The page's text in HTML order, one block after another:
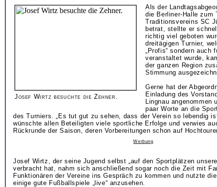
Josef Wirtz besuchte die Zehner.
Als der
die Berliner-Halle zum
Traditionsvereins SC
betrat, stellte er
richtig viel geboten
dreitägigen Turnier,
„Profis“ sondern auch
veranstaltet wurde,
der ganzen Region
Stimmung
Gerne hat der
Einladung des
Lingnau angenommen
paar Worte an die
des Turniers. „Es tut gut zu sehen, dass der Verein so lebendig
wünschte allen Beteiligten viele sportliche Erfolge und verwies
Rückrunde der Saison, deren Vorbereitungen schon auf
Werbung
Josef Wirtz, der seine Jugend selbst „auf den Sportplätzen
verbracht hat, nahm sich anschließend sogar noch die Zeit mit
Funktionären der Vereine ins Gespräch zu kommen und nutzte
einige gute Fußballspiele „live“ anzusehen.